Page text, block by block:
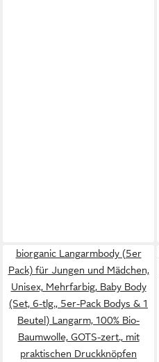
biorganic Langarmbody (5er
Pack) für Jungen und Mädchen,
Unisex, Mehrfarbig, Baby Body
(Set, 6-tlg., 5er-Pack Bodys & 1
Beutel) Langarm, 100% Bio-
Baumwolle, GOTS-zert., mit
praktischen Druckknöpfen